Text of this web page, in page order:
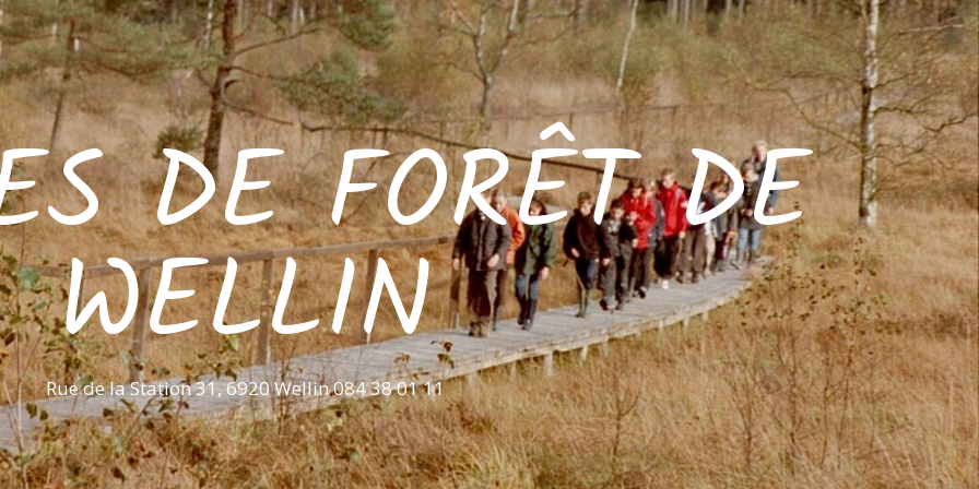
DE FORÊT DE
WELLIN
Rue de la Station 31, 6920 Wellin 084 38 01 11